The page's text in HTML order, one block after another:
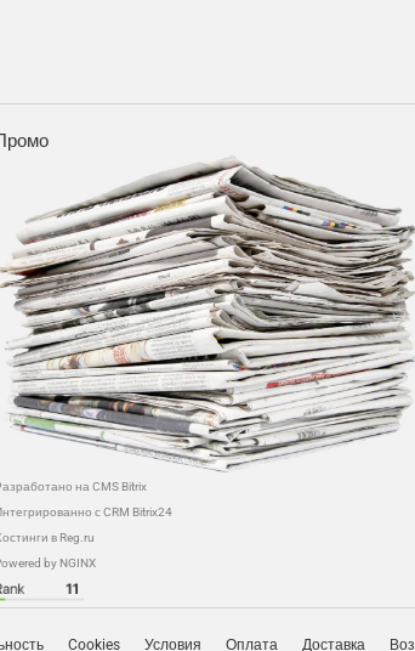
на CMS Bitrix
с CRM Bitrix24
в Reg.ru
by NGINX
Cookies Условия Оплата Доставка